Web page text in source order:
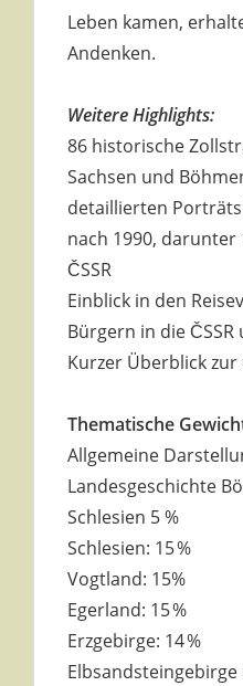
Leben kamen,
Andenken.
Weitere Highlights:
86 historische
Sachsen und
detaillierten
nach 1990, darunter
ČSSR
Einblick in den
Bürgern in die
Kurzer Überblick
Thematische
Allgemeine
Landesgeschichte
Schlesien 5 %
Schlesien: 15 %
Vogtland: 15%
Egerland: 15 %
Erzgebirge: 14 %
Elbsandsteingebirge